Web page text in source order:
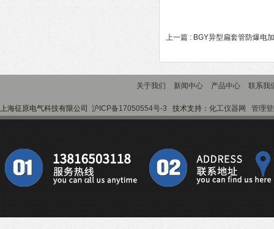
上一篇 : BGY异型扁套管防爆电
关于我们 新闻中心 产品中心 联系我
上海征原电气科技有限公司 沪ICP备17050554号-3 技术支持： 化工仪器网 管理